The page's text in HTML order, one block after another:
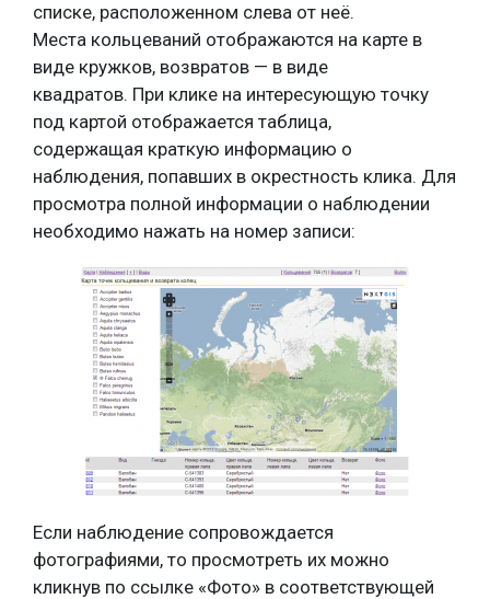
списке, расположенном слева от неё.
Места кольцеваний отображаются на карте в
виде кружков, возвратов — в виде
квадратов. При клике на интересующую точку
под картой отображается таблица,
содержащая краткую информацию о
наблюдения, попавших в окрестность клика. Для
просмотра полной информации о наблюдении
необходимо нажать на номер записи:
Если наблюдение сопровождается
фотографиями, то просмотреть их можно
кликнув по ссылке «Фото» в соответствующей